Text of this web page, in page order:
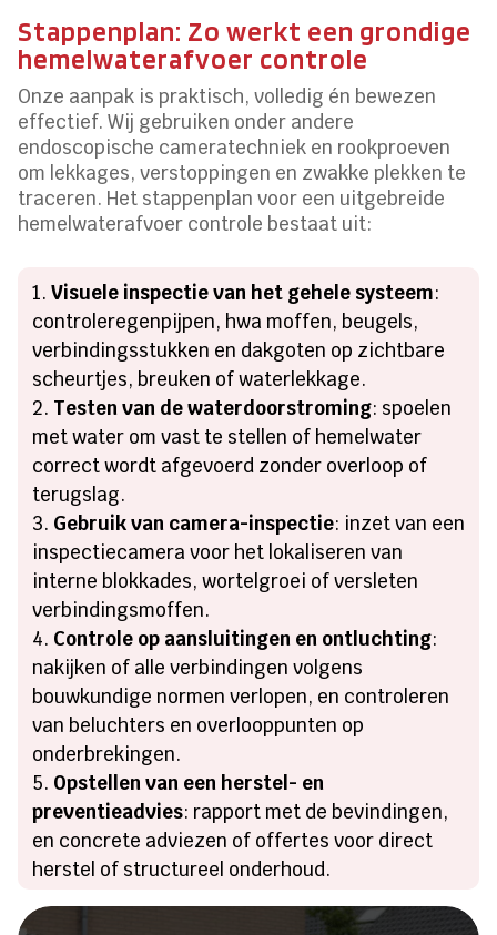
Stappenplan: Zo werkt een grondige
hemelwaterafvoer controle
Onze aanpak is praktisch, volledig én bewezen
effectief. Wij gebruiken onder andere
endoscopische cameratechniek en rookproeven
om lekkages, verstoppingen en zwakke plekken te
traceren. Het stappenplan voor een uitgebreide
hemelwaterafvoer controle bestaat uit:
Visuele inspectie van het gehele systeem:
controleregenpijpen, hwa moffen, beugels,
verbindingsstukken en dakgoten op zichtbare
scheurtjes, breuken of waterlekkage.
Testen van de waterdoorstroming: spoelen
met water om vast te stellen of hemelwater
correct wordt afgevoerd zonder overloop of
terugslag.
Gebruik van camera-inspectie: inzet van een
inspectiecamera voor het lokaliseren van
interne blokkades, wortelgroei of versleten
verbindingsmoffen.
Controle op aansluitingen en ontluchting:
nakijken of alle verbindingen volgens
bouwkundige normen verlopen, en controleren
van beluchters en overlooppunten op
onderbrekingen.
Opstellen van een herstel- en
preventieadvies: rapport met de bevindingen,
en concrete adviezen of offertes voor direct
herstel of structureel onderhoud.